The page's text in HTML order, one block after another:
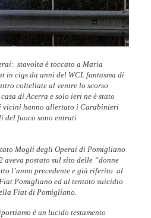
: stavolta è toccato aMaria
in cigsda annidel WCL fantasma di
coltellate al ventre lo scorso
casa diAcerra e soloieri ne è stato
vicini hanno allertato i Carabinieri
del fuoco sono entrati
Mogli degli Operai di Pomigliano
aveva postato sul sito delle “donne
l’anno precedente e già riferito al
Pomigliano ed al tentato suicidio
Fiat di Pomigliano.
è un lucido testamento